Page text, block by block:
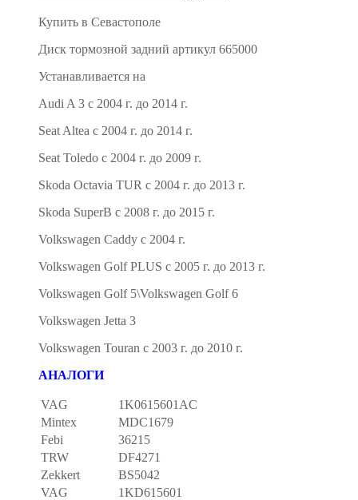
Купить в Севастополе
Диск тормозной задний артикул 665000
Устанавливается на
Audi A 3 с 2004 г. до 2014 г.
Seat Altea с 2004 г. до 2014 г.
Seat Toledo с 2004 г. до 2009 г.
Skoda Octavia TUR с 2004 г. до 2013 г.
Skoda SuperB с 2008 г. до 2015 г.
Volkswagen Caddy с 2004 г.
Volkswagen Golf PLUS с 2005 г. до 2013 г.
Volkswagen Golf 5\Volkswagen Golf 6
Volkswagen Jetta 3
Volkswagen Touran c 2003 г. до 2010 г.
АНАЛОГИ
VAG
1K0615601AC
Mintex
MDC1679
Febi
36215
TRW
DF4271
Zekkert
BS5042
VAG
1KD615601